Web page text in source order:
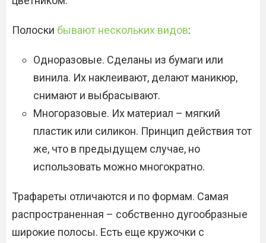
Полоски бывают нескольких видов:
Одноразовые. Сделаны из бумаги или
винила. Их наклеивают, делают маникюр,
снимают и выбрасывают.
Многоразовые. Их материал – мягкий
пластик или силикон. Принцип действия тот
же, что в предыдущем случае, но
использовать можно многократно.
Трафареты отличаются и по формам. Самая
распространенная – собственно дугообразные
широкие полосы. Есть еще кружочки с